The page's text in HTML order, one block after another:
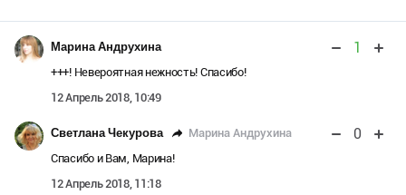
Марина Андрухина 1
+++! Невероятная нежность! Спасибо!
12 Апрель 2018, 10:49
Светлана Чекурова Марина Андрухина 0
Спасибо и Вам, Марина!
12 Апрель 2018, 11:18